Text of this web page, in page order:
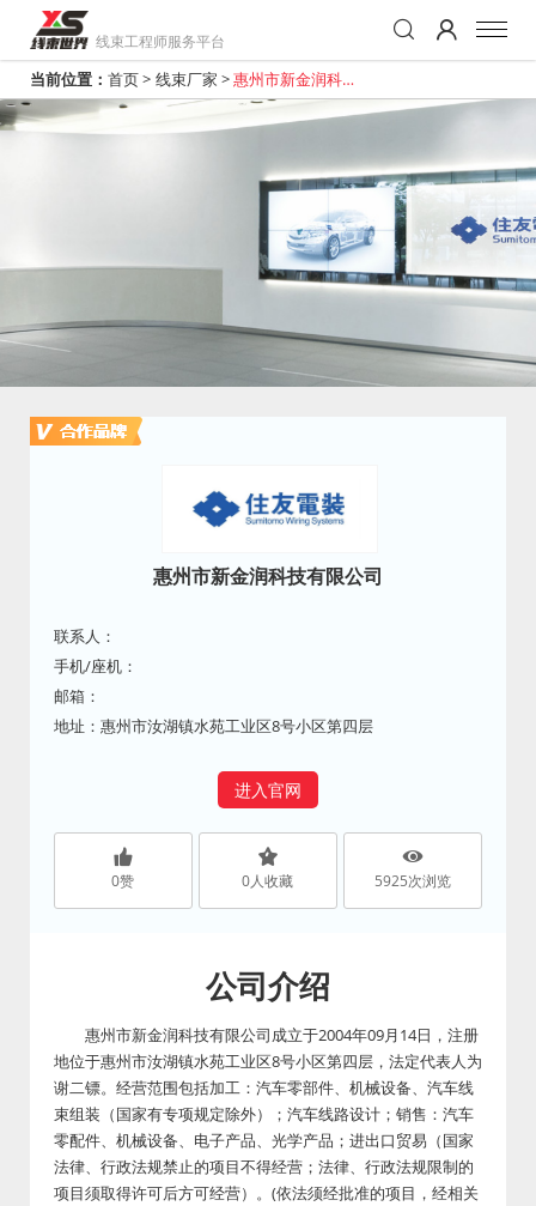
线束工程师服务平台
当前位置： 首页> 线束厂家 >惠州市新金润科技
有限公司
惠州市新金润科技有限公司
联系人：
手机/座机：
邮箱：
地址：惠州市汝湖镇水苑工业区8号小区第四层
进入官网
0赞 0人收藏 5925次浏览
公司介绍
惠州市新金润科技有限公司成立于2004年09月14日，注册
地位于惠州市汝湖镇水苑工业区8号小区第四层，法定代表人为
谢二镖。经营范围包括加工：汽车零部件、机械设备、汽车线
束组装（国家有专项规定除外）；汽车线路设计；销售：汽车
零配件、机械设备、电子产品、光学产品；进出口贸易（国家
法律、行政法规禁止的项目不得经营；法律、行政法规限制的
项目须取得许可后方可经营）。(依法须经批准的项目，经相关